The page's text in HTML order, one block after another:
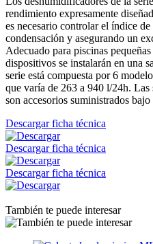
rendimiento expresamente
es necesario controlar el índice
condensación y asegurando un
Adecuado para piscinas
dispositivos se instalarán en una
serie está compuesta por 6
que varía de 263 a 940 l/24h. Las
son accesorios suministrados
Descargar ficha técnica
Descargar ficha técnica
Descargar ficha técnica
También te puede interesar